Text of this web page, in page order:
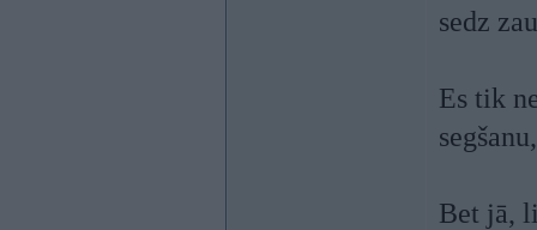
sedz
Es tik
Bet jā,